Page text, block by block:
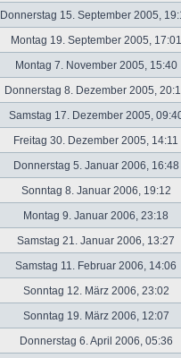
Donnerstag 15. September 2005,
Montag 19. September 2005,
Montag 7. November 2005, 15:40
Donnerstag 8. Dezember 2005,
Samstag 17. Dezember 2005,
Freitag 30. Dezember 2005, 14:11
Donnerstag 5. Januar 2006, 16:48
Sonntag 8. Januar 2006, 19:12
Montag 9. Januar 2006, 23:18
Samstag 21. Januar 2006, 13:27
Samstag 11. Februar 2006, 14:06
Sonntag 12. März 2006, 23:02
Sonntag 19. März 2006, 12:07
Donnerstag 6. April 2006, 05:36